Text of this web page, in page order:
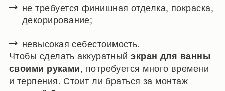
не требуется финишная отделка, покраска,
декорирование;
невысокая себестоимость.
Чтобы сделать аккуратныйэкран для ванны
своими руками, потребуется много времени
и терпения. Стоит ли браться за монтаж